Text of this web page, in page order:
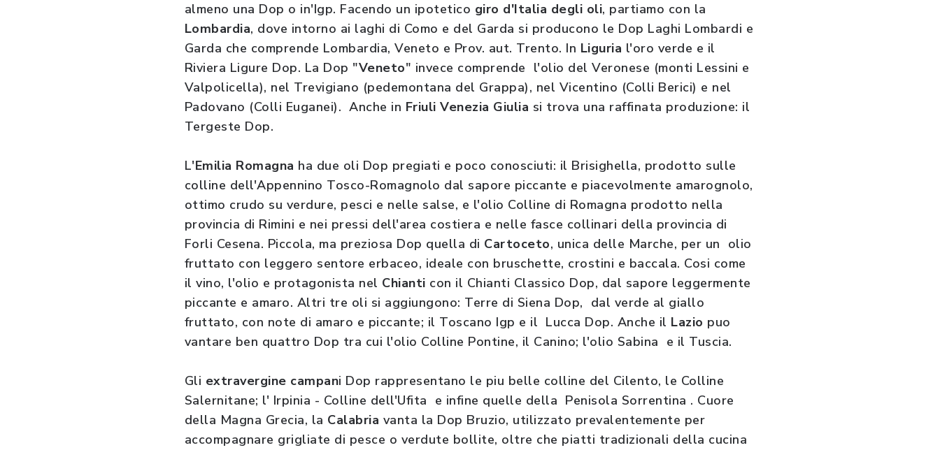
almeno una Dop o in'Igp. Facendo un ipotetico giro d'Italia degli oli, partiamo con la
Lombardia, dove intorno ai laghi di Como e del Garda si producono le Dop Laghi Lombardi e
Garda che comprende Lombardia, Veneto e Prov. aut. Trento. In Liguria l'oro verde e il
Riviera Ligure Dop. La Dop "Veneto" invece comprende l'olio del Veronese (monti Lessini e
Valpolicella), nel Trevigiano (pedemontana del Grappa), nel Vicentino (Colli Berici) e nel
Padovano (Colli Euganei). Anche in Friuli Venezia Giulia si trova una raffinata produzione: il
Tergeste Dop.
L'Emilia Romagna ha due oli Dop pregiati e poco conosciuti: il Brisighella, prodotto sulle
colline dell'Appennino Tosco-Romagnolo dal sapore piccante e piacevolmente amarognolo,
ottimo crudo su verdure, pesci e nelle salse, e l'olio Colline di Romagna prodotto nella
provincia di Rimini e nei pressi dell'area costiera e nelle fasce collinari della provincia di
Forli Cesena. Piccola, ma preziosa Dop quella di Cartoceto, unica delle Marche, per un olio
fruttato con leggero sentore erbaceo, ideale con bruschette, crostini e baccala. Cosi come
il vino, l'olio e protagonista nel Chianti con il Chianti Classico Dop, dal sapore leggermente
piccante e amaro. Altri tre oli si aggiungono: Terre di Siena Dop, dal verde al giallo
fruttato, con note di amaro e piccante; il Toscano Igp e il Lucca Dop. Anche il Lazio puo
vantare ben quattro Dop tra cui l'olio Colline Pontine, il Canino; l'olio Sabina e il Tuscia.
Gli extravergine campani Dop rappresentano le piu belle colline del Cilento, le Colline
Salernitane; l' Irpinia - Colline dell'Ufita e infine quelle della Penisola Sorrentina . Cuore
della Magna Grecia, la Calabria vanta la Dop Bruzio, utilizzato prevalentemente per
accompagnare grigliate di pesce o verdute bollite, oltre che piatti tradizionali della cucina